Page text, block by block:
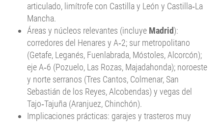
articulado, limítrofe con Castilla y León y Castilla‑La
Mancha.
Áreas y núcleos relevantes (incluye Madrid):
corredores del Henares y A‑2; sur metropolitano
(Getafe, Leganés, Fuenlabrada, Móstoles, Alcorcón);
eje A‑6 (Pozuelo, Las Rozas, Majadahonda); noroeste
y norte serranos (Tres Cantos, Colmenar, San
Sebastián de los Reyes, Alcobendas) y vegas del
Tajo‑Tajuña (Aranjuez, Chinchón).
Implicaciones prácticas: garajes y trasteros muy